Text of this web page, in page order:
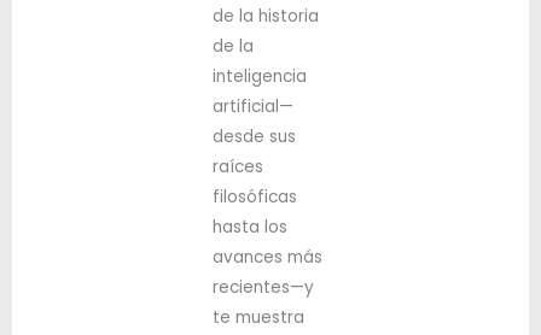
de la historia
de la
inteligencia
artificial—
desde sus
raíces
filosóficas
hasta los
avances más
recientes—y
te muestra